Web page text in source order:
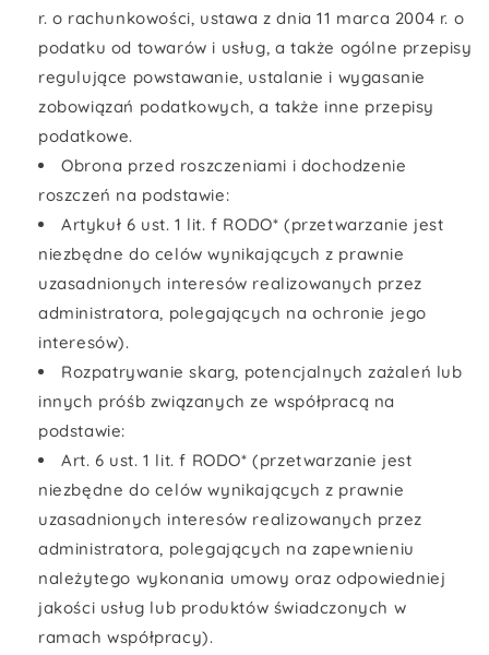
r. o rachunkowości, ustawa z dnia 11 marca 2004 r. o
podatku od towarów i usług, a także ogólne przepisy
regulujące powstawanie, ustalanie i wygasanie
zobowiązań podatkowych, a także inne przepisy
podatkowe.
Obrona przed roszczeniami i dochodzenie
roszczeń na podstawie:
Artykuł 6 ust. 1 lit. f RODO* (przetwarzanie jest
niezbędne do celów wynikających z prawnie
uzasadnionych interesów realizowanych przez
administratora, polegających na ochronie jego
interesów).
Rozpatrywanie skarg, potencjalnych zażaleń lub
innych próśb związanych ze współpracą na
podstawie:
Art. 6 ust. 1 lit. f RODO* (przetwarzanie jest
niezbędne do celów wynikających z prawnie
uzasadnionych interesów realizowanych przez
administratora, polegających na zapewnieniu
należytego wykonania umowy oraz odpowiedniej
jakości usług lub produktów świadczonych w
ramach współpracy).